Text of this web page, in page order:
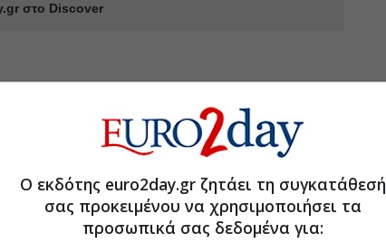
στο Discover
Ο εκδότης euro2day.gr ζητάει τη συγκατάθεσή
σας προκειμένου να χρησιμοποιήσει τα
προσωπικά σας δεδομένα για: